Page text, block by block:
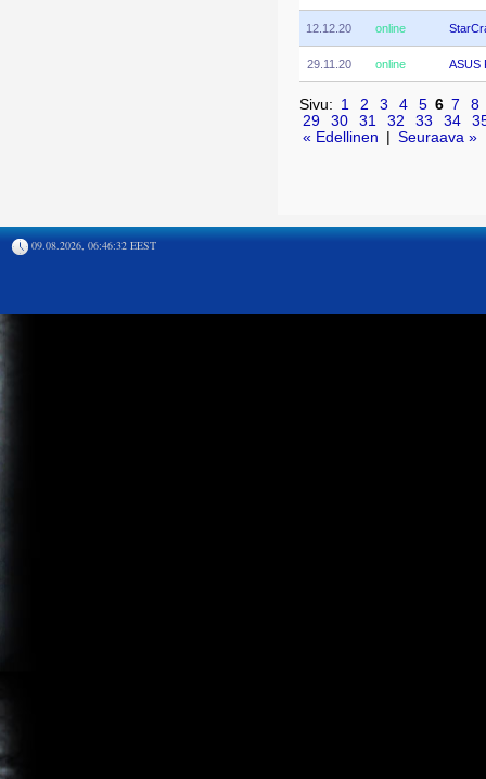
12.12.20 online
29.11.20 online ASUS
Sivu: 1 2 3 4 5 6 7
8
29
30 31 32 33 34
« Edellinen
Seuraava »
09.08.2026, 06:46:32 EEST